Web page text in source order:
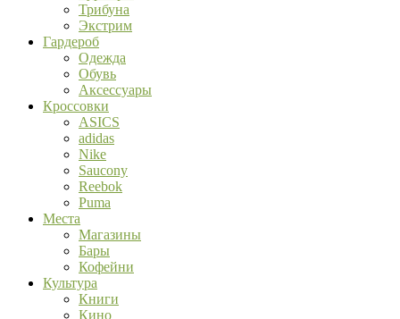
Трибуна
Экстрим
Гардероб
Одежда
Обувь
Аксессуары
Кроссовки
ASICS
adidas
Nike
Saucony
Reebok
Puma
Места
Магазины
Бары
Кофейни
Культура
Книги
Кино